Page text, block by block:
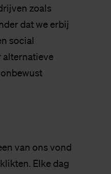
zoals
dat we erbij
social
alternatieve
van ons vond
Elke dag